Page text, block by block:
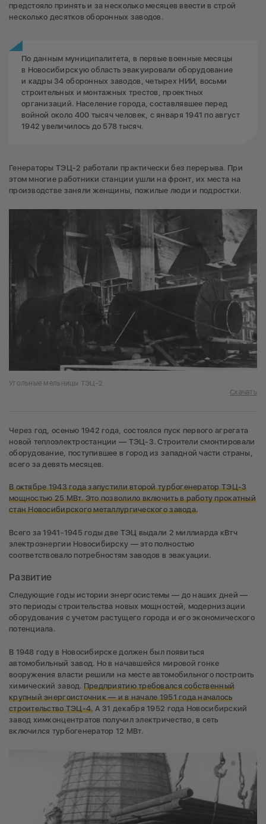
предстояло принять и за несколько месяцев ввести в строй
несколько десятков оборонных заводов.
По данным муниципалитета, в первые военные месяцы
в Новосибирскую область эвакуировали оборудование
и кадры 34 оборонных заводов, четырех НИИ, восьми
строительных и монтажных трестов, проектных
организаций. Население города, составлявшее перед
войной около 400 тысяч человек, с января 1941 по август
1942 увеличилось до 578 тысяч.
Генераторы ТЭЦ-2 работали практически без перерыва. При
этом многие работники станции ушли на фронт, их места на
производстве заняли женщины, пожилые люди и подростки.
Угольные мельницы ТЭЦ-2
Скачать
Через год, осенью 1942 года, состоялся пуск первого агрегата
новой теплоэлектростанции — ТЭЦ-3. Строители смонтировали
оборудование, поступившее в город из западной части страны,
всего за девять месяцев.
В октябре 1943 года запустили второй турбогенератор ТЭЦ-3
мощностью 25 МВт. Это позволило включить в работу прокатный
стан Новосибирского металлургического завода.
Всего за 1941-1945 годы две ТЭЦ выдали 2 миллиарда кВтч
электроэнергии Новосибирску — это полностью
соответствовало потребностям заводов в эвакуации.
Развитие
Следующие годы истории энергосистемы — до наших дней —
это периоды строительства новых мощностей, модернизации
оборудования с учетом растущего города и его экономического
потенциала.
В 1948 году в Новосибирске должен был появиться
автомобильный завод. Но в начавшейся мировой гонке
вооружения власти решили на месте автомобильного построить
химический завод. Предприятию требовался собственный
крупный энергоисточник — и в начале 1951 года началось
строительство ТЭЦ-4. А 31 декабря 1952 года Новосибирский
завод химконцентратов получил электричество, в сеть
включился турбогенератор 12 МВт.